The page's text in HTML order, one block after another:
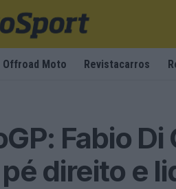
Offroad Moto Revistacarros
Fabio
direito e